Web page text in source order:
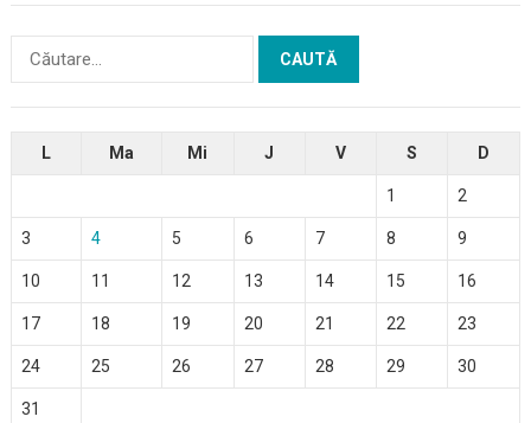
după:
L Ma Mi J V S D
1 2
3 4 5 6 7 8 9
10 11 12 13 14 15 16
17 18 19 20 21 22 23
24 25 26 27 28 29 30
31